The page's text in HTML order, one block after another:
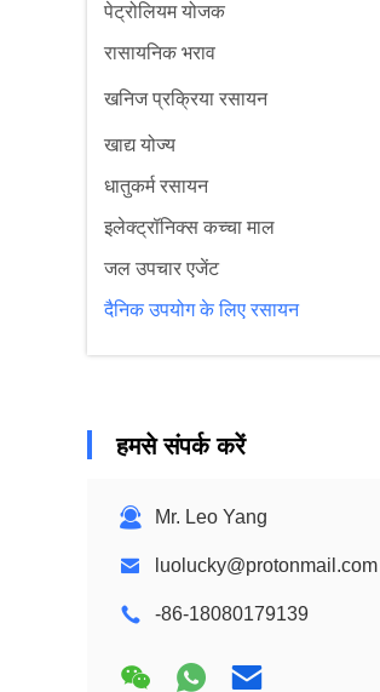
पेट्रोलियम योजक
रासायनिक भराव
खनिज प्रक्रिया रसायन
खाद्य योज्य
धातुकर्म रसायन
इलेक्ट्रॉनिक्स कच्चा माल
जल उपचार एजेंट
दैनिक उपयोग के लिए रसायन
हमसे संपर्क करें
Mr. Leo Yang
luolucky@protonmail.com
-86-18080179139